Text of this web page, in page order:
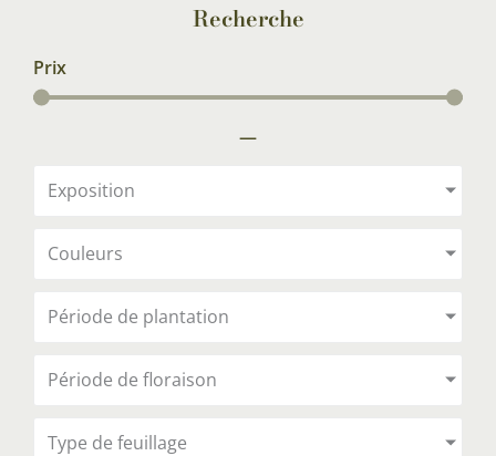
Recherche
Prix
—
Exposition
Couleurs
Période de plantation
Période de floraison
Type de feuillage